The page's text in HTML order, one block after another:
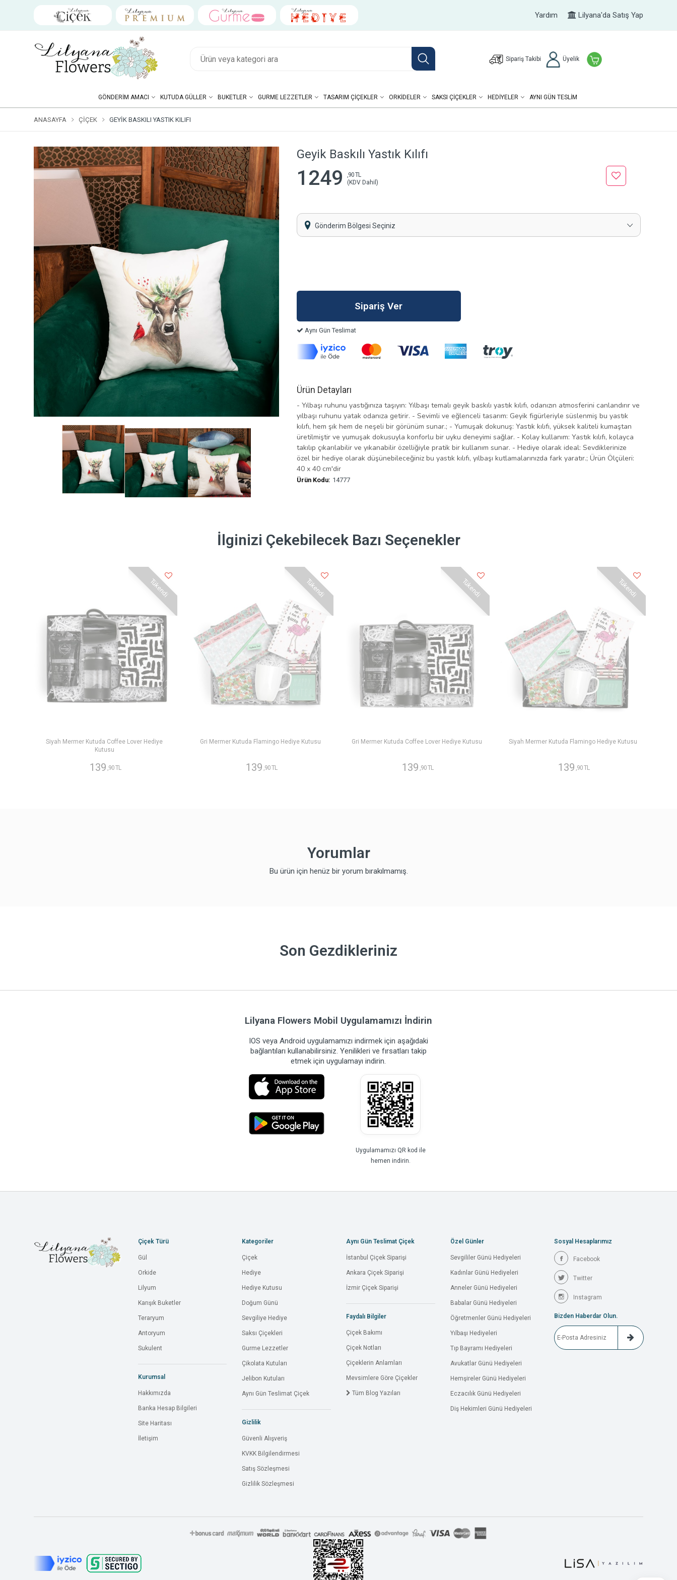
Yardım Lilyana'da Satış Yap
Sipariş Takibi Üyelik
GÖNDERIM AMACI KUTUDA GÜLLER BUKETLER GURME LEZZETLER TASARIM ÇIÇEKLER ORKIDELER SAKSI ÇIÇEKLER HEDIYELER AYNI GÜN TESLİM
ANASAYFA ÇIÇEK GEYIK BASKILI YASTIK KILIFI
Geyik Baskılı Yastık Kılıfı
1249
,90 TL
(KDV Dahil)
Gönderim Bölgesi Seçiniz
Aynı Gün Teslimat
Ürün Detayları
- Yılbaşı ruhunu yastığınıza taşıyın: Yılbaşı temalı geyik baskılı yastık kılıfı, odanızın atmosferini canlandırır ve
yılbaşı ruhunu yatak odanıza getirir. - Sevimli ve eğlenceli tasarım: Geyik figürleriyle süslenmiş bu yastık
kılıfı, hem şık hem de neşeli bir görünüm sunar.; - Yumuşak dokunuş: Yastık kılıfı, yüksek kaliteli kumaştan
üretilmiştir ve yumuşak dokusuyla konforlu bir uyku deneyimi sağlar. - Kolay kullanım: Yastık kılıfı, kolayca
takılıp çıkarılabilir ve yıkanabilir özelliğiyle pratik bir kullanım sunar. - Hediye olarak ideal: Sevdiklerinize
özel bir hediye olarak düşünebileceğiniz bu yastık kılıfı, yılbaşı kutlamalarınızda fark yaratır.; Ürün Ölçüleri:
40 x 40 cm'dir
Ürün Kodu: 14777
İlginizi Çekebilecek Bazı Seçenekler
Tükendi
Siyah Mermer Kutuda Coffee Lover Hediye
Kutusu
139 ,90 TL
Tükendi
Gri Mermer Kutuda Flamingo Hediye Kutusu
139 ,90 TL
Tükendi
Gri Mermer Kutuda Coffee Lover Hediye Kutusu
139 ,90 TL
Tükendi
Siyah Mermer Kutuda Flamingo Hediye Kutusu
139 ,90 TL
Yorumlar
Bu ürün için henüz bir yorum bırakılmamış.
Son Gezdikleriniz
Lilyana Flowers Mobil Uygulamamızı İndirin
IOS veya Android uygulamamızı indirmek için aşağıdaki
bağlantıları kullanabilirsiniz. Yenilikleri ve fırsatları takip
etmek için uygulamayı indirin.
Uygulamamızı QR kod ile
hemen indirin.
Çiçek Türü
Gül
Orkide
Lilyum
Karışık Buketler
Teraryum
Antoryum
Sukulent
Kurumsal
Hakkımızda
Banka Hesap Bilgileri
Site Haritası
İletişim
Kategoriler
Çiçek
Hediye
Hediye Kutusu
Doğum Günü
Sevgiliye Hediye
Saksı Çiçekleri
Gurme Lezzetler
Çikolata Kutuları
Jelibon Kutuları
Aynı Gün Teslimat Çiçek
Gizlilik
Güvenli Alışveriş
KVKK Bilgilendirmesi
Satış Sözleşmesi
Gizlilik Sözleşmesi
Aynı Gün Teslimat Çiçek
İstanbul Çiçek Siparişi
Ankara Çiçek Siparişi
İzmir Çiçek Siparişi
Faydalı Bilgiler
Çiçek Bakımı
Çiçek Notları
Çiçeklerin Anlamları
Mevsimlere Göre Çiçekler
Tüm Blog Yazıları
Özel Günler
Sevgililer Günü Hediyeleri
Kadınlar Günü Hediyeleri
Anneler Günü Hediyeleri
Babalar Günü Hediyeleri
Öğretmenler Günü Hediyeleri
Yılbaşı Hediyeleri
Tıp Bayramı Hediyeleri
Avukatlar Günü Hediyeleri
Hemşireler Günü Hediyeleri
Eczacılık Günü Hediyeleri
Diş Hekimleri Günü Hediyeleri
Sosyal Hesaplarımız
Facebook
Twitter
Instagram
Bizden Haberdar Olun.